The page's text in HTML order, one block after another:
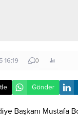
16:19 0
Gönder
Başkanı Mustafa